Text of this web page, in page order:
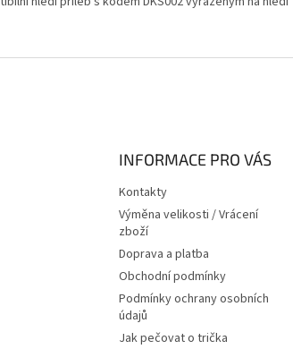
INFORMACE PRO VÁS
Kontakty
Výměna velikosti / Vrácení
zboží
Doprava a platba
Obchodní podmínky
Podmínky ochrany osobních
údajů
Jak pečovat o trička